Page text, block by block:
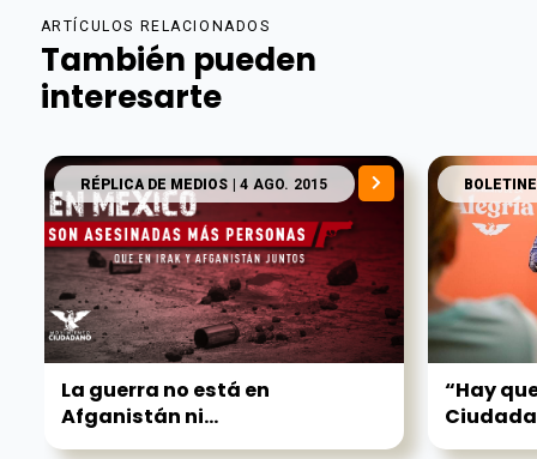
ARTÍCULOS RELACIONADOS
También pueden
interesarte
RÉPLICA DE MEDIOS | 4 AGO. 2015
La guerra no está en
Afganistán ni...
“Hay